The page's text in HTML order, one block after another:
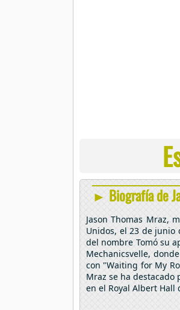
► Biografía de
Jason Thomas Mraz,
Unidos, el 23 de junio
del nombre Tomó su
Mechanicsvelle,
con "Waiting for My
Mraz se ha destacado
en el Royal Albert Hall